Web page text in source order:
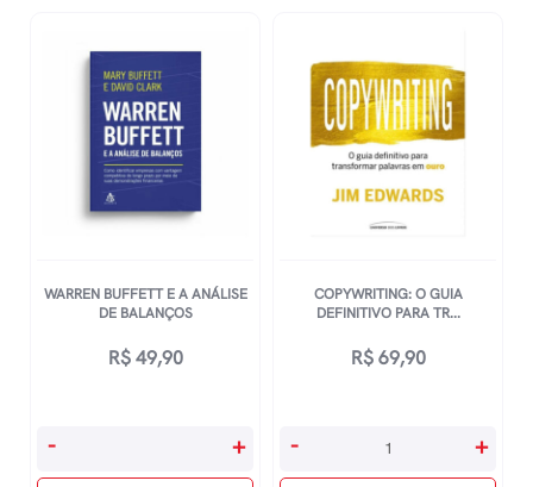
WARREN BUFFETT E A ANÁLISE
DE BALANÇOS
R$49,90
Warren
- +
COPYWRITING: O GUIA
DEFINITIVO PARA TR...
R$69,90
Copywriting:
- +